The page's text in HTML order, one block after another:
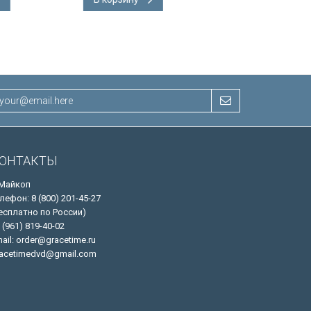
8 (800) 201-45-27
по России)
(961) 819-40-02
order@gracetime.ru